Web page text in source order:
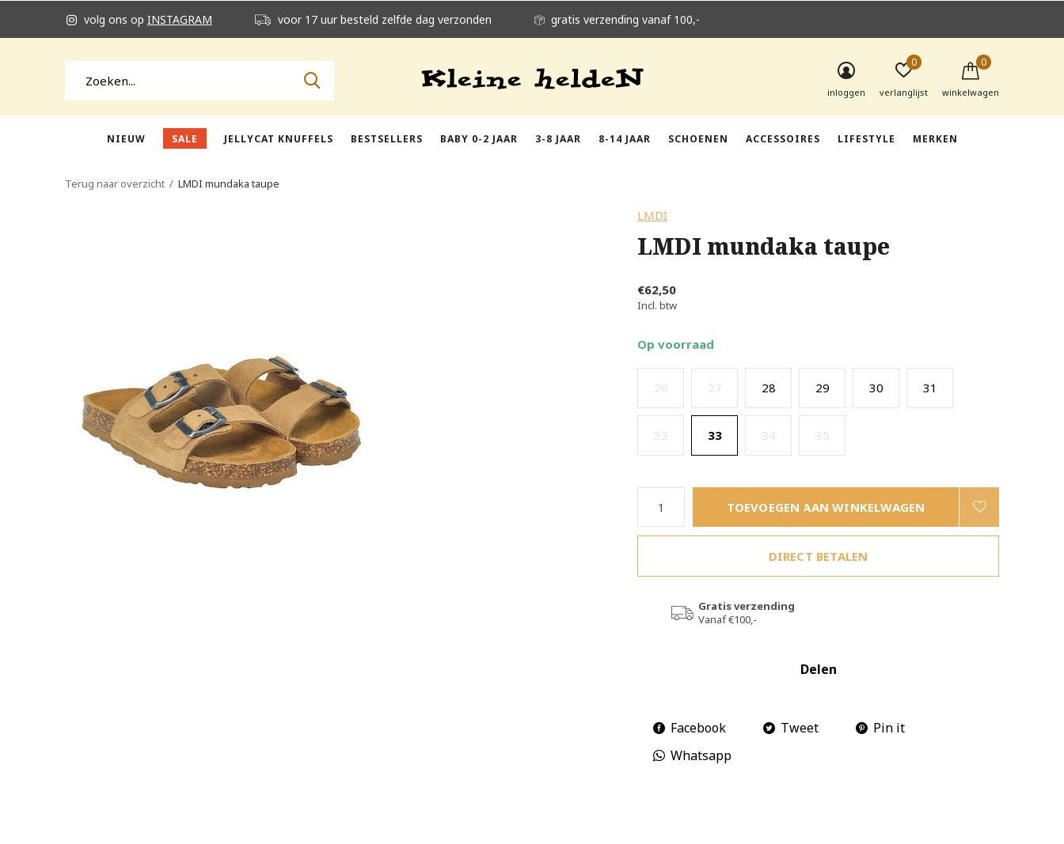
NIEUW SALE JELLYCAT KNUFFELS BESTSELLERS BABY 0-2 JAAR 3-8 JAAR 8-14 JAAR SCHOENEN ACCESSOIRES LIFESTYLE MERKEN
inloggen verlanglijst
0
winkelwagen
0
volg ons op INSTAGRAM voor 17 uur besteld zelfde dag verzonden gratis verzending vanaf 100,-
Terug naar overzicht LMDI mundaka taupe
LMDI
LMDI mundaka taupe
€62,50
Incl. btw
Op voorraad
26 27 28 29 30 31
32 33 34 35
TOEVOEGEN AAN WINKELWAGEN
DIRECT BETALEN
Gratis verzending
Vanaf €100,-
Delen
Facebook Tweet
Pin it
Whatsapp